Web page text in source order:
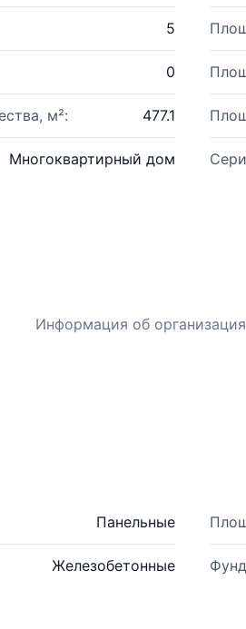
5
0
м²: 477.1
Многоквартирный дом
Информация об
Панельные
Железобетонные